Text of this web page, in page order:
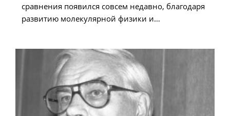
сравнения появился совсем недавно, благодаря
развитию молекулярной физики и…